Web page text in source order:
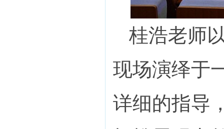
桂浩老师
现场演绎于
详细的指导